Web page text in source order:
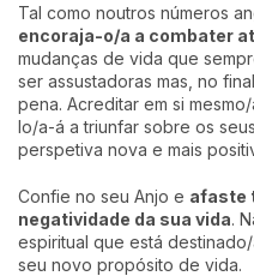
Tal como noutros números
encoraja-o/a a combater
mudanças de vida que
ser assustadoras mas, no
pena. Acreditar em si
lo/a-á a triunfar sobre os
perspetiva nova e mais
Confie no seu Anjo e afaste
negatividade da sua vida.
espiritual que está
seu novo propósito de vida.